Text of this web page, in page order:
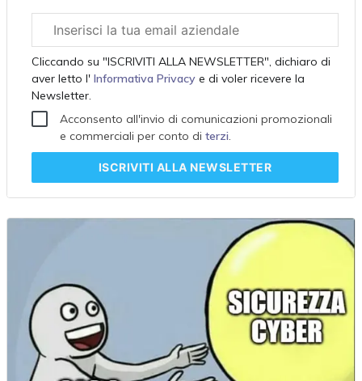
aziendale
Cliccando su "ISCRIVITI ALLA NEWSLETTER", dichiaro di
aver letto l'Informativa Privacy e di voler ricevere la
Newsletter.
Acconsento all'invio di comunicazioni promozionali
e commerciali per conto di terzi.
ISCRIVITI ALLA NEWSLETTER